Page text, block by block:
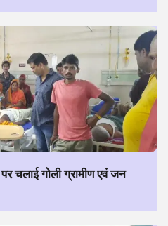
चलाई गोली ग्रामीण एवं जन